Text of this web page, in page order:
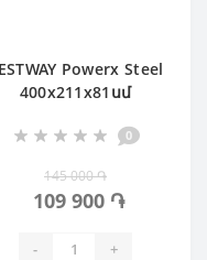
Powerx Steel
400х211х81սմ
0
145 000 ֏
109 900 ֏
- +